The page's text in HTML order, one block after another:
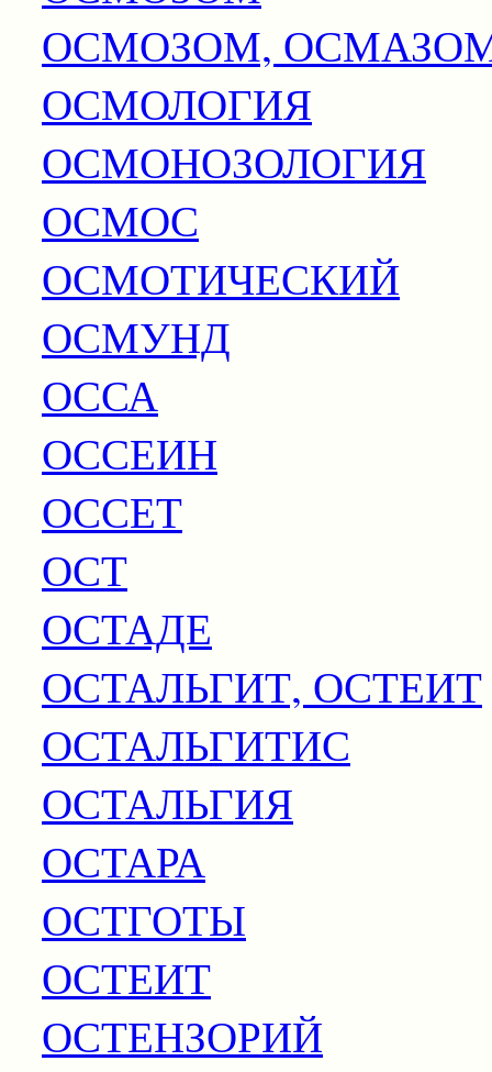
ОСМОЗОМ,
ОСМОЛОГИЯ
ОСМОНОЗОЛОГИЯ
ОСМОС
ОСМОТИЧЕСКИЙ
ОСМУНД
ОССА
ОССЕИН
ОССЕТ
ОСТ
ОСТАДЕ
ОСТАЛЬГИТ, ОСТЕИТ
ОСТАЛЬГИТИС
ОСТАЛЬГИЯ
ОСТАРА
ОСТГОТЫ
ОСТЕИТ
ОСТЕНЗОРИЙ